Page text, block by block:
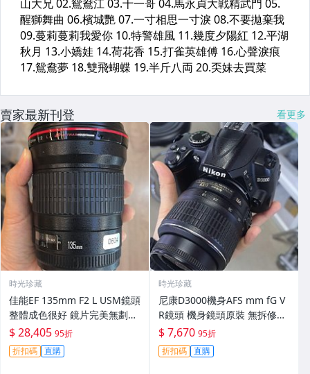
賣家最新刊登 看更多
時光珍藏
佳能EF 135mm F2 L USM鏡頭
整體成色很好 鏡片完美無劃痕
功能一切正常 無拆修無-3430
$ 28,405 95折
折扣碼 直購
時光珍藏
尼康D3000機身AFS mm fG V
R鏡頭 機身鏡頭原裝 無拆修無
翻新 有輕微使用痕跡 鏡頭-34
30
$ 7,670 95折
折扣碼 直購